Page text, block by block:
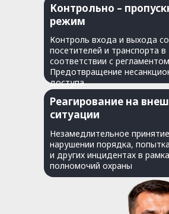
Контрольно –
режим
Контроль входа и выхода
посетителей и транспорта в
соответствии с
Предотвращение
доступа
Реагирование на
ситуации
Незамедлительное
нарушении порядка,
и других инцидентах в
полномочий охраны